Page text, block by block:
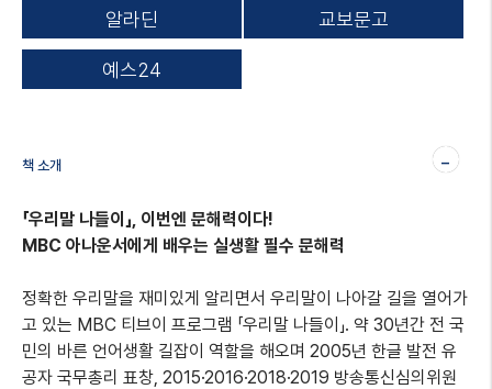
알라딘 교보문고
예스24
-
책 소개
「우리말 나들이」, 이번엔 문해력이다!
MBC 아나운서에게 배우는 실생활 필수 문해력
정확한 우리말을 재미있게 알리면서 우리말이 나아갈 길을 열어가
고 있는 MBC 티브이 프로그램 「우리말 나들이」. 약 30년간 전 국
민의 바른 언어생활 길잡이 역할을 해오며 2005년 한글 발전 유
공자 국무총리 표창, 2015·2016·2018·2019 방송통신심의위원